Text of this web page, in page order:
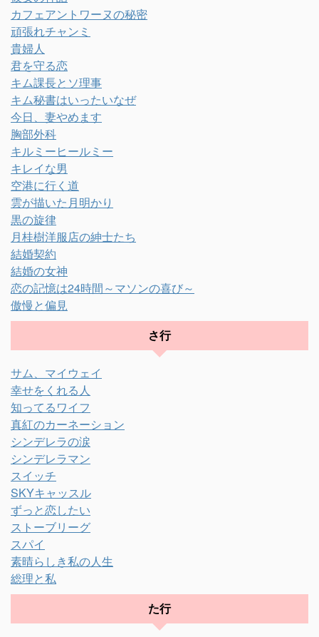
カフェアントワーヌの秘密
頑張れチャンミ
貴婦人
君を守る恋
キム課長とソ理事
キム秘書はいったいなぜ
今日、妻やめます
胸部外科
キルミーヒールミー
キレイな男
空港に行く道
雲が描いた月明かり
黒の旋律
月桂樹洋服店の紳士たち
結婚契約
結婚の女神
恋の記憶は24時間～マソンの喜び～
傲慢と偏見
さ行
サム、マイウェイ
幸せをくれる人
知ってるワイフ
真紅のカーネーション
シンデレラの涙
シンデレラマン
スイッチ
SKYキャッスル
ずっと恋したい
ストーブリーグ
スパイ
素晴らしき私の人生
総理と私
た行